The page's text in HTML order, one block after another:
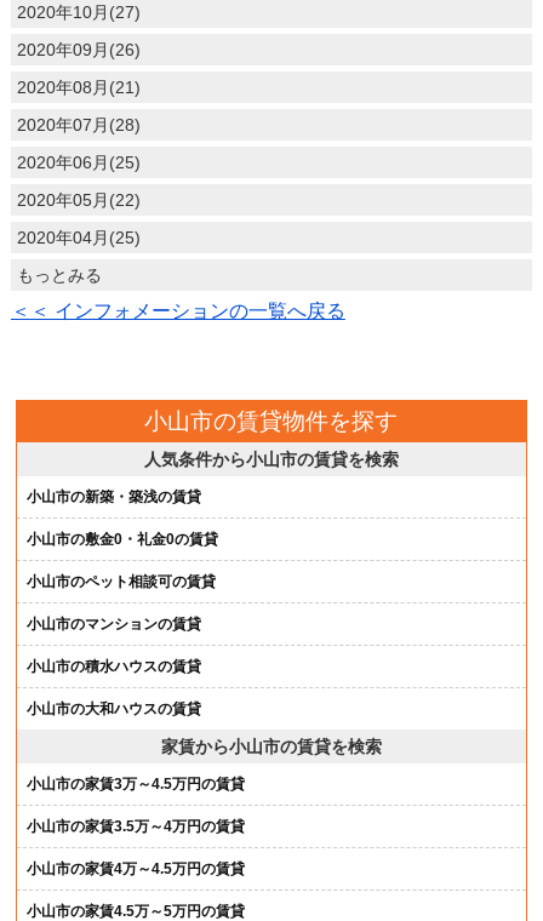
2020年10月(27)
2020年09月(26)
2020年08月(21)
2020年07月(28)
2020年06月(25)
2020年05月(22)
2020年04月(25)
もっとみる
＜＜ インフォメーションの一覧へ戻る
小山市の賃貸物件を探す
人気条件から小山市の賃貸を検索
小山市の新築・築浅の賃貸
小山市の敷金0・礼金0の賃貸
小山市のペット相談可の賃貸
小山市のマンションの賃貸
小山市の積水ハウスの賃貸
小山市の大和ハウスの賃貸
家賃から小山市の賃貸を検索
小山市の家賃3万～4.5万円の賃貸
小山市の家賃3.5万～4万円の賃貸
小山市の家賃4万～4.5万円の賃貸
小山市の家賃4.5万～5万円の賃貸